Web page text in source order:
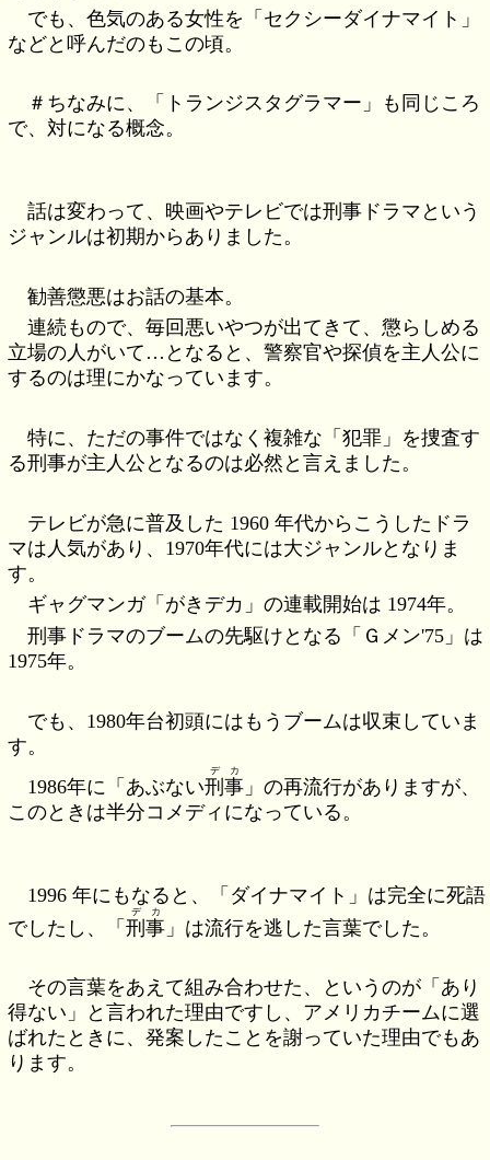
でも、色気のある女性を「セクシーダイナマイト」
などと呼んだのもこの頃。
＃ちなみに、「トランジスタグラマー」も同じころ
で、対になる概念。
話は変わって、映画やテレビでは刑事ドラマという
ジャンルは初期からありました。
勧善懲悪はお話の基本。
連続もので、毎回悪いやつが出てきて、懲らしめる
立場の人がいて…となると、警察官や探偵を主人公に
するのは理にかなっています。
特に、ただの事件ではなく複雑な「犯罪」を捜査す
る刑事が主人公となるのは必然と言えました。
テレビが急に普及した 1960 年代からこうしたドラ
マは人気があり、1970年代には大ジャンルとなりま
す。
ギャグマンガ「がきデカ」の連載開始は 1974年。
刑事ドラマのブームの先駆けとなる「Ｇメン'75」は
1975年。
でも、1980年台初頭にはもうブームは収束していま
す。
1986年に「あぶない刑事
デカ
」の再流行がありますが、
このときは半分コメディになっている。
1996 年にもなると、「ダイナマイト」は完全に死語
でしたし、「刑事
デカ
」は流行を逃した言葉でした。
その言葉をあえて組み合わせた、というのが「あり
得ない」と言われた理由ですし、アメリカチームに選
ばれたときに、発案したことを謝っていた理由でもあ
ります。